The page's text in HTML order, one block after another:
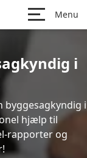
Menu
i
i
hjælp til
rapporter og